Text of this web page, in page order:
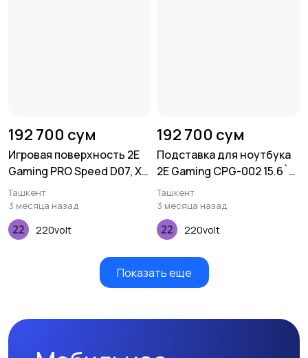
192 700 сум
Игровая поверхность 2E
Gaming PRO Speed D07, XL
(800x450x3мм),
многоцветный
Ташкент
3 месяца назад
220volt
192 700 сум
Подставка для ноутбука
2E Gaming CPG-002 15.6`
Black
Ташкент
3 месяца назад
220volt
Показать еще